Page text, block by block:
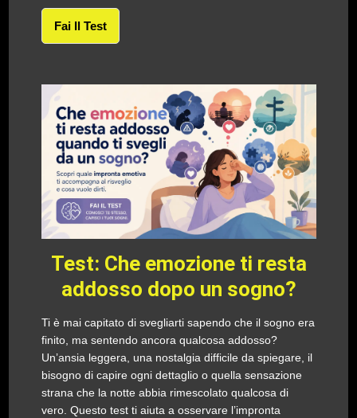
Fai Il Test
Test: Che emozione ti resta
addosso dopo un sogno?
Ti è mai capitato di svegliarti sapendo che il sogno era
finito, ma sentendo ancora qualcosa addosso?
Un’ansia leggera, una nostalgia difficile da spiegare, il
bisogno di capire ogni dettaglio o quella sensazione
strana che la notte abbia rimescolato qualcosa di
vero. Questo test ti aiuta a osservare l’impronta